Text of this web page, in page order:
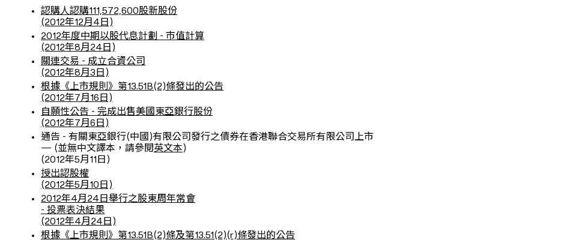
認購人認購111,572,600股新股份
(2012年12月4日)
2012年度中期以股代息計劃 - 市值計算
(2012年8月24日)
關連交易 - 成立合資公司
(2012年8月3日)
根據《上市規則》第13.51B(2)條發出的公告
(2012年7月16日)
自願性公告 - 完成出售美國東亞銀行股份
(2012年7月6日)
通告 - 有關東亞銀行(中國)有限公司發行之債券在香港聯合交易所有限公司上市
— (並無中文譯本，請參閱英文本)
(2012年5月11日)
授出認股權
(2012年5月10日)
2012年4月24日舉行之股東周年常會
- 投票表決結果
(2012年4月24日)
根據《上市規則》第13.51B(2)條及第13.51(2)(r)條發出的公告